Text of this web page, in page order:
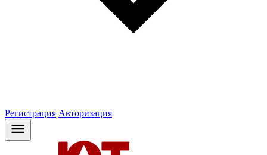
Регистрация Авторизация